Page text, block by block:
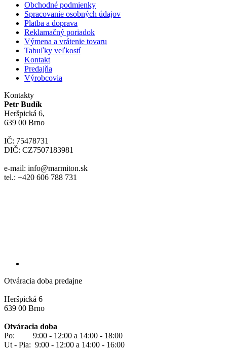
Obchodné podmienky
Spracovanie osobných údajov
Platba a doprava
Reklamačný poriadok
Výmena a vrátenie tovaru
Tabuľky veľkostí
Kontakt
Predajňa
Výrobcovia
Kontakty
Petr Budík
Heršpická 6,
639 00 Brno
IČ: 75478731
DIČ: CZ7507183981
e-mail: info@marmiton.sk
tel.: +420 606 788 731
Otváracia doba predajne
Heršpická 6
639 00 Brno
Otváracia doba
Po: 9:00 - 12:00 a 14:00 - 18:00
Ut - Pia: 9:00 - 12:00 a 14:00 - 16:00